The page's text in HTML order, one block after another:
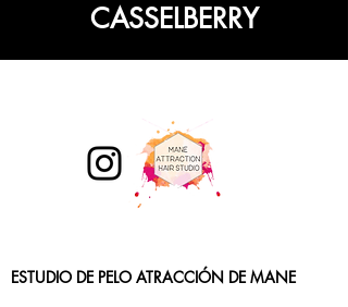
CASSELBERRY
ESTUDIO DE PELO ATRACCIÓN DE MANE